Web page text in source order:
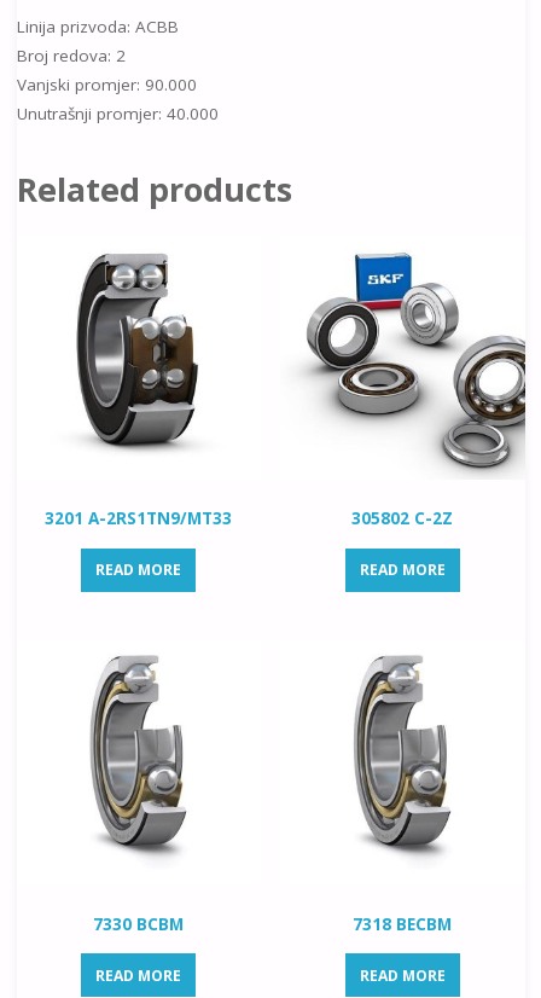
Linija prizvoda: ACBB
Broj redova: 2
Vanjski promjer: 90.000
Unutrašnji promjer: 40.000
Related products
3201 A-2RS1TN9/MT33
READ MORE
305802 C-2Z
READ MORE
7330 BCBM
READ MORE
7318 BECBM
READ MORE